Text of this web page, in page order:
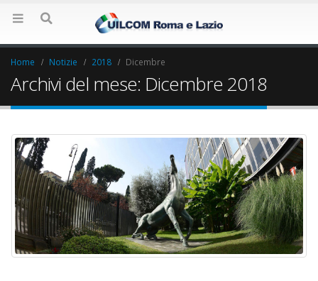
Home Notizie 2018 Dicembre
Archivi del mese: Dicembre 2018